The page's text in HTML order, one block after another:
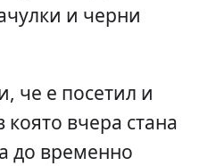
и черни
че е посетил и
която вчера стана
до временно